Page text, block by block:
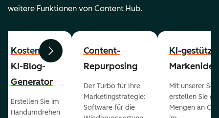
weitere Funktionen von Content Hub.
ZurückWeiter
Kostenloser
KI-Blog-
Generator
Erstellen Sie im
Handumdrehen
Content-
Repurposing
Der Turbo für Ihre
Marketingstrategie:
Software für die
KI-
Mit unserer
erstellen Sie
Mengen an